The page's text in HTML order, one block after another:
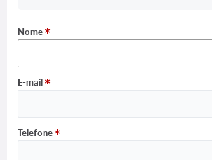
Nome
E-mail
Telefone